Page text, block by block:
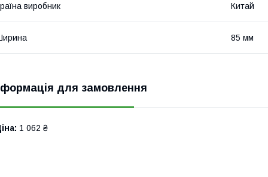
виробник Китай
85 мм
для замовлення
1 062 ₴